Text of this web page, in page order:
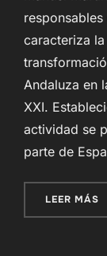
caracteriza
Andaluza en
XXI.
actividad se
parte de
LEER MÁS